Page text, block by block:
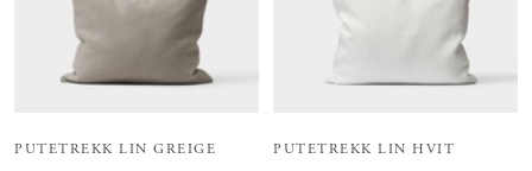
PUTETREKK LIN GREIGE PUTETREKK LIN HVIT